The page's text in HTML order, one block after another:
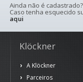
Ainda não é cadastrado?
Caso tenha esquecido
aqui
Klöckner
A Klöckner
Parceiros